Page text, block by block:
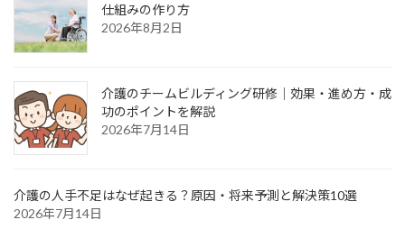
仕組みの作り方
2026年8月2日
介護のチームビルディング研修｜効果・進め方・成
功のポイントを解説
2026年7月14日
介護の人手不足はなぜ起きる？原因・将来予測と解決策10選
2026年7月14日